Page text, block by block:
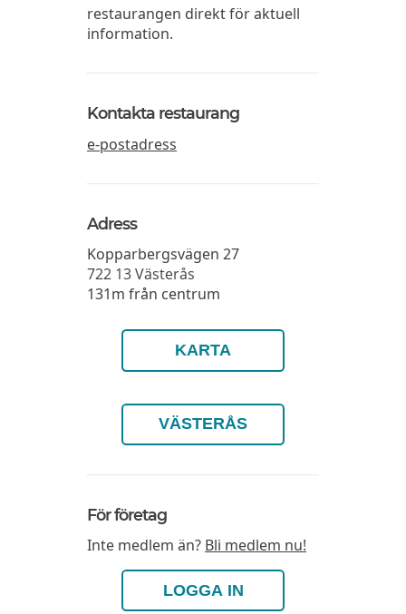
restaurangen direkt för aktuell
information.
Kontakta restaurang
e-postadress
Adress
Kopparbergsvägen 27
722 13Västerås
131m från centrum
KARTA
VÄSTERÅS
För företag
Inte medlem än? Bli medlem nu!
LOGGA IN